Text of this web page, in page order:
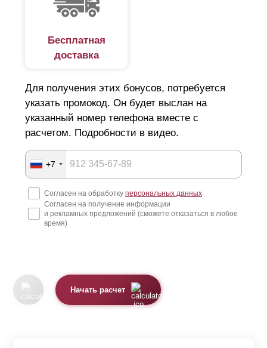
Бесплатная
доставка
Для получения этих бонусов, потребуется
указать промокод. Он будет выслан на
указанный номер телефона вместе с
расчетом. Подробности в видео.
+7
Согласен на обработку персональных данных
Согласен на получение информации
и рекламных предложений (сможете отказаться в любое
время)
Начать расчет